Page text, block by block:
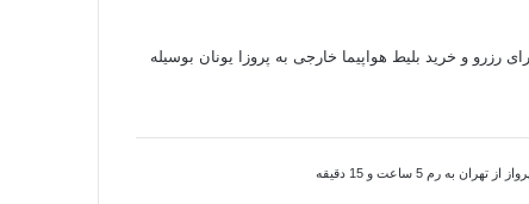
رزرو و خرید بلیط هواپیما خارجی به پروزا یونان بوسیله
به رم 5 ساعت و 15 دقیقه